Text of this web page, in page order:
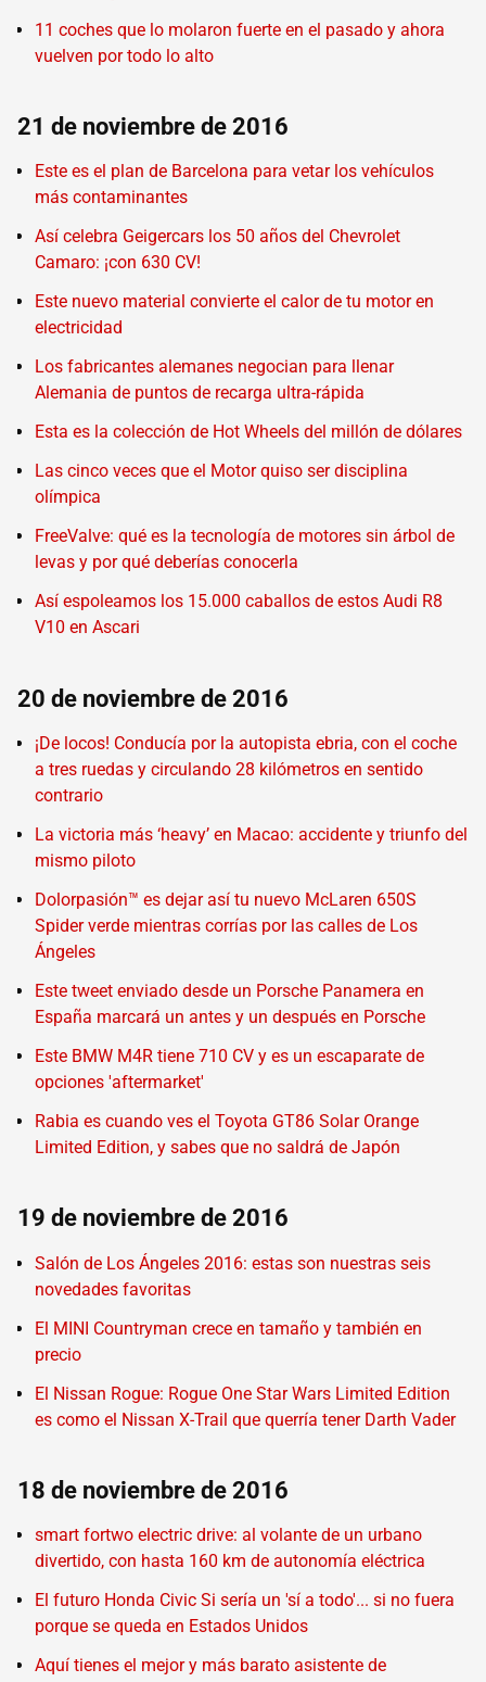
11 coches que lo molaron fuerte en el pasado y ahora
vuelven por todo lo alto
21 de noviembre de 2016
Este es el plan de Barcelona para vetar los vehículos
más contaminantes
Así celebra Geigercars los 50 años del Chevrolet
Camaro: ¡con 630 CV!
Este nuevo material convierte el calor de tu motor en
electricidad
Los fabricantes alemanes negocian para llenar
Alemania de puntos de recarga ultra-rápida
Esta es la colección de Hot Wheels del millón de dólares
Las cinco veces que el Motor quiso ser disciplina
olímpica
FreeValve: qué es la tecnología de motores sin árbol de
levas y por qué deberías conocerla
Así espoleamos los 15.000 caballos de estos Audi R8
V10 en Ascari
20 de noviembre de 2016
¡De locos! Conducía por la autopista ebria, con el coche
a tres ruedas y circulando 28 kilómetros en sentido
contrario
La victoria más ‘heavy’ en Macao: accidente y triunfo del
mismo piloto
Dolorpasión™ es dejar así tu nuevo McLaren 650S
Spider verde mientras corrías por las calles de Los
Ángeles
Este tweet enviado desde un Porsche Panamera en
España marcará un antes y un después en Porsche
Este BMW M4R tiene 710 CV y es un escaparate de
opciones 'aftermarket'
Rabia es cuando ves el Toyota GT86 Solar Orange
Limited Edition, y sabes que no saldrá de Japón
19 de noviembre de 2016
Salón de Los Ángeles 2016: estas son nuestras seis
novedades favoritas
El MINI Countryman crece en tamaño y también en
precio
El Nissan Rogue: Rogue One Star Wars Limited Edition
es como el Nissan X-Trail que querría tener Darth Vader
18 de noviembre de 2016
smart fortwo electric drive: al volante de un urbano
divertido, con hasta 160 km de autonomía eléctrica
El futuro Honda Civic Si sería un 'sí a todo'... si no fuera
porque se queda en Estados Unidos
Aquí tienes el mejor y más barato asistente de